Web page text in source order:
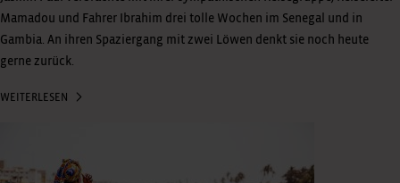
Mamadou und Fahrer Ibrahim drei tolle Wochen im Senegal und in
Gambia. An ihren Spaziergang mit zwei Löwen denkt sie noch heute
gerne zurück.
WEITERLESEN